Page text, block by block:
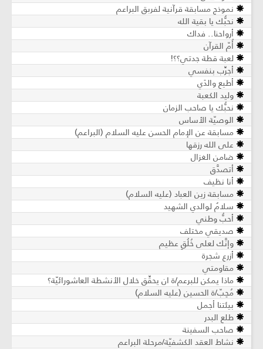
نموذج مسابقة قرآنية لفربق البراعم
نحبُّك يا بقية الله
أرواحنا.. فداك
أُمّ القرآن
لعبة قطة جدتي؟؟!
أجرِّب بنفسي
أطيع والدَي
وليد الكعبة
نحبُّك يا صاحب الزمان
الوصيّة الأساس
مسابقة عن الإمام الحسن عليه السلام (البراعم)
على الله رزقها
ضامن الغزال
أتصدَّق
أنا نظيف
مسابقة زين العباد (عليه السلام)
سلامٌ لوالدي الشهيد
أحبُّ وطني
صديقي مختلف
وإنَّك لعلى خُلُقٍ عظيم
أزرع شجرة
مقاومتي
ماذا يمكن للبرعم/ة ان يحقِّق خلال الأنشطة العاشورائيّة؟
مُحِبّ/ة الحسين (عليه السلام)
بيئتنا أجمل
طلع البدر
صاحب السفينة
نشاط العقد الكشفيّة/مرحلة البراعم